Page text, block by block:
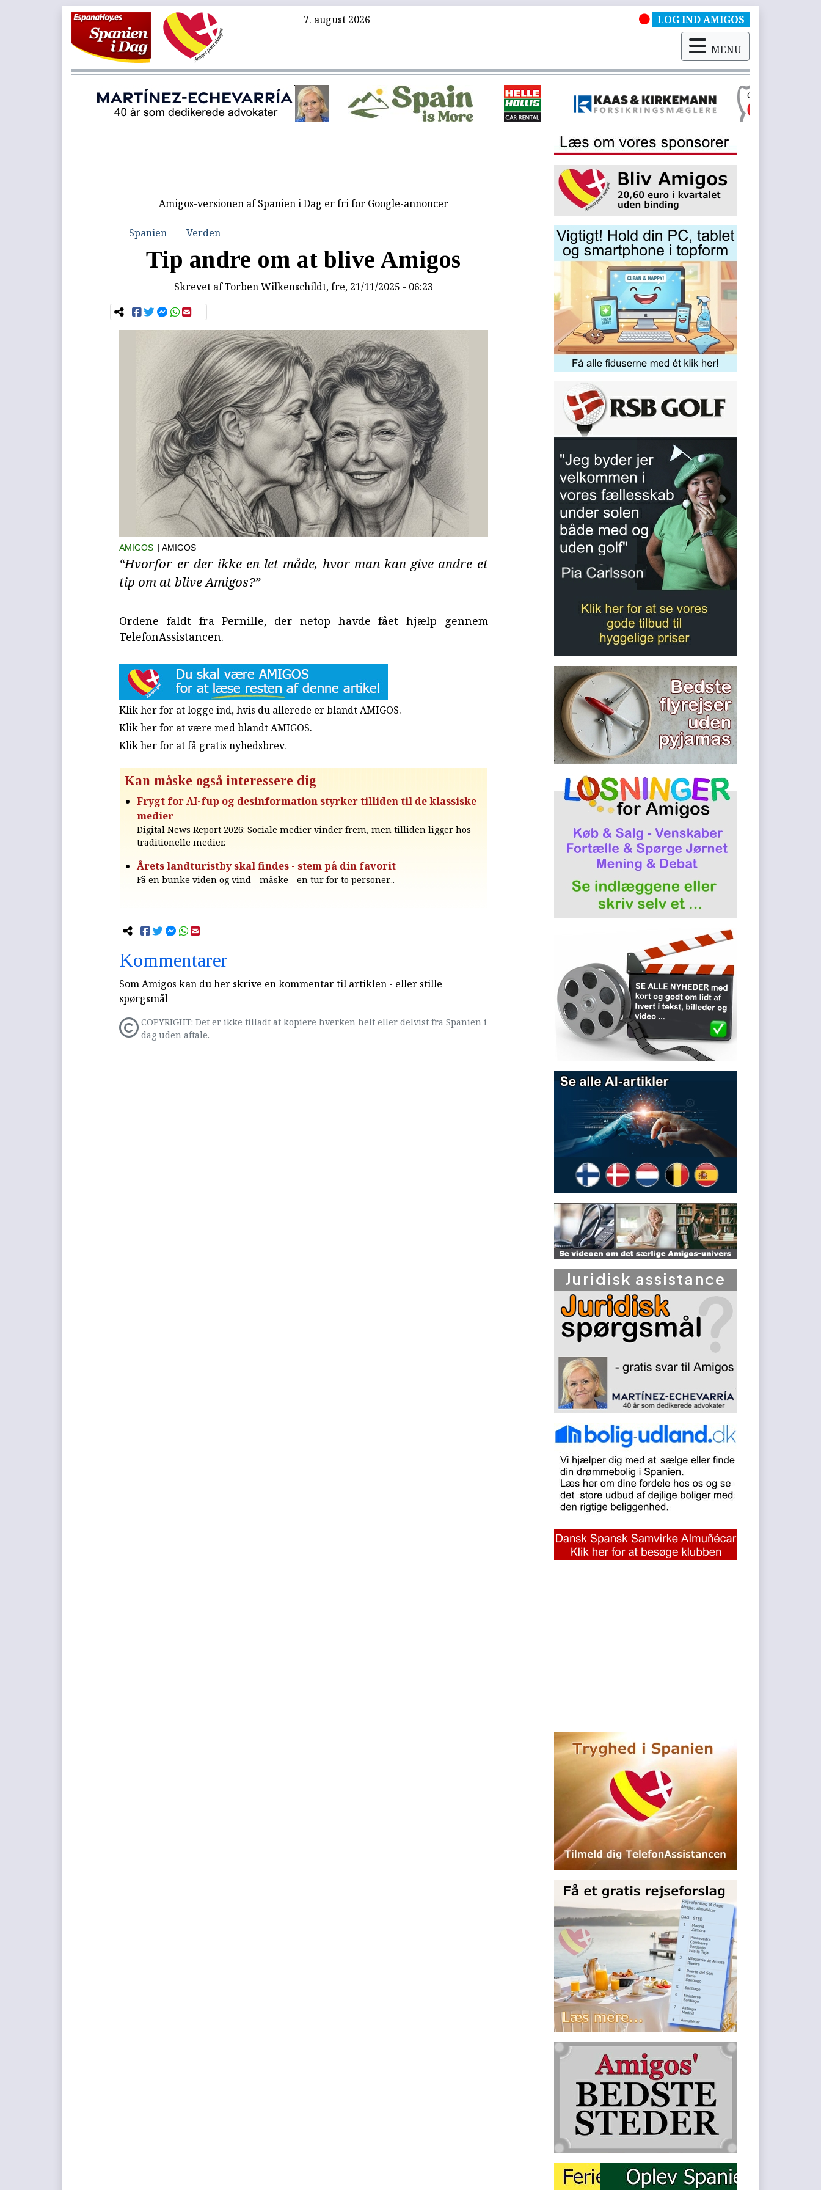
7. august 2026 LOG IND AMIGOS
MENU
Amigos-versionen af Spanien i Dag er fri for Google-annoncer
Spanien Verden
Tip andre om at blive Amigos
Skrevet afTorben Wilkenschildt, fre, 21/11/2025 - 06:23
AMIGOS | AMIGOS
“Hvorfor er der ikke en let måde, hvor man kan give andre et
tip om at blive Amigos?”
Ordene faldt fra Pernille, der netop havde fået hjælp gennem
TelefonAssistancen.
Klik her for at logge ind, hvis du allerede er blandt AMIGOS.
Klik her for at være med blandt AMIGOS.
Klik her for at få gratis nyhedsbrev.
Kan måske også interessere dig
Frygt for AI-fup og desinformation styrker tilliden til de klassiske
medier
Digital News Report 2026: Sociale medier vinder frem, men tilliden ligger hos
traditionelle medier.
Årets landturistby skal findes - stem på din favorit
Få en bunke viden og vind - måske - en tur for to personer...
Kommentarer
Som Amigos kan du her skrive en kommentar til artiklen - eller stille
spørgsmål
COPYRIGHT: Det er ikke tilladt at kopiere hverken helt eller delvist fra Spanien i
dag uden aftale.